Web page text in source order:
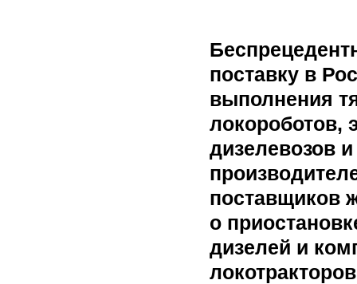
поставку в
выполнения
локороботов,
дизелевозов
поставщиков
о
дизелей и